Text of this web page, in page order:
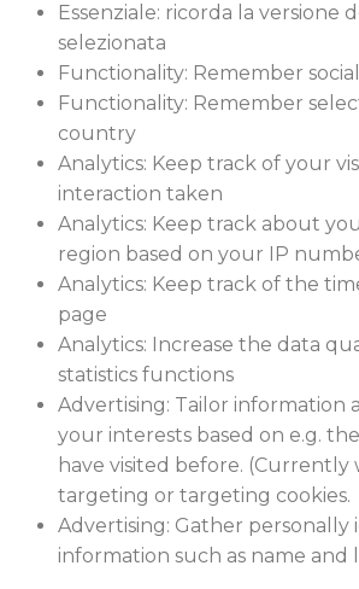
Essenziale: ricorda la versione
selezionata
Functionality: Remember
Functionality: Remember
country
Analytics: Keep track of your
interaction taken
Analytics: Keep track about
region based on your IP
Analytics: Keep track of the
page
Analytics: Increase the data
statistics functions
Advertising: Tailor information
your interests based on e.g.
have visited before. (Currently
targeting or targeting cookies.
Advertising: Gather personally
information such as name and